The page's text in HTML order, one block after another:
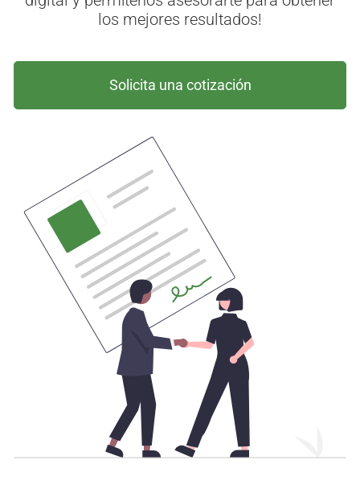
los mejores resultados!
Solicita una cotización